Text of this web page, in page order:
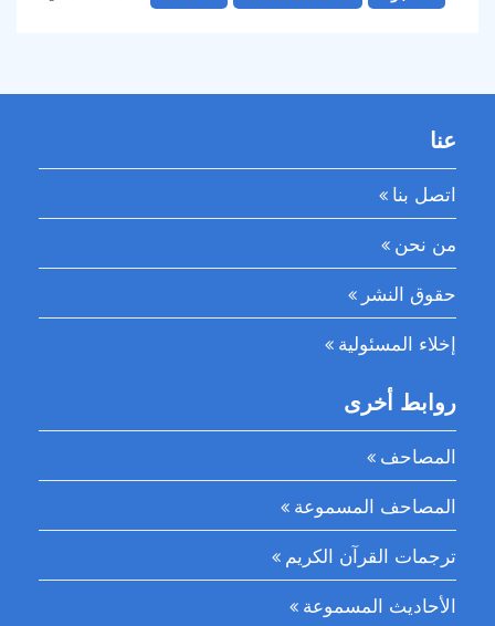
عنا
اتصل بنا
من نحن
حقوق النشر
إخلاء المسئولية
روابط أخرى
المصاحف
المصاحف المسموعة
ترجمات القرآن الكريم
الأحاديث المسموعة